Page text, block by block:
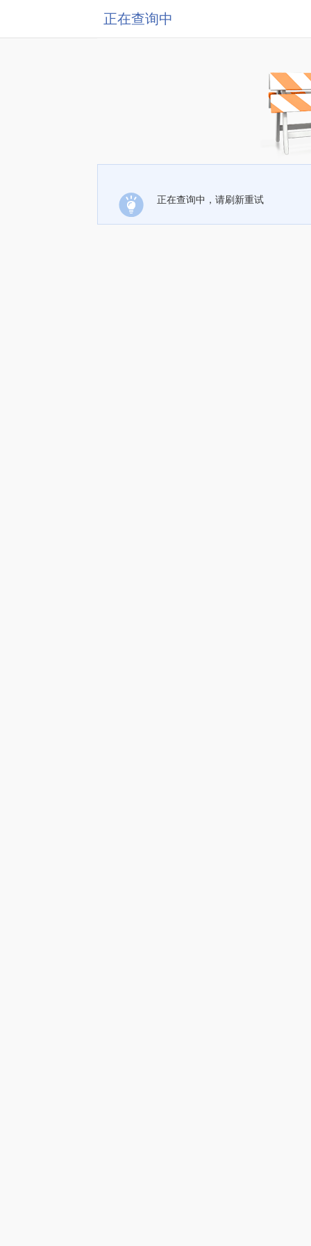
正在查询中
正在查询中，请刷新重试